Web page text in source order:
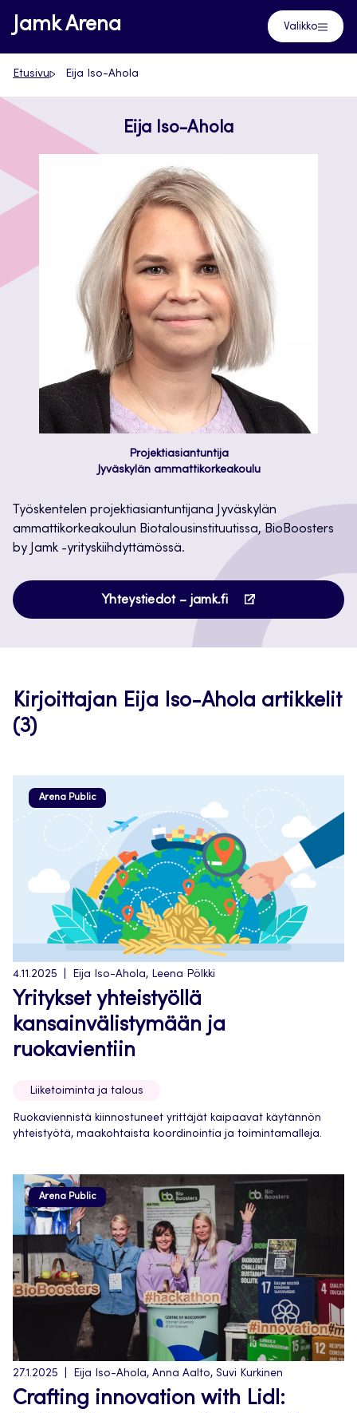
Siirry
suoraan
sisältöön
Jamk Arena Valikko
Etusivu Eija Iso-Ahola
Eija Iso-Ahola
Projektiasiantuntija
Jyväskylän ammattikorkeakoulu
Työskentelen projektiasiantuntijana Jyväskylän
ammattikorkeakoulun Biotalousinstituutissa, BioBoosters
by Jamk -yrityskiihdyttämössä.
Yhteystiedot – jamk.fi
Avautuu
uuteen
välilehteen
Kirjoittajan Eija Iso-Ahola artikkelit
(3)
Arena Public
4.11.2025 Eija Iso-Ahola, Leena Pölkki
Yritykset yhteistyöllä
kansainvälistymään ja
ruokavientiin
Liiketoiminta ja talous
Ruokaviennistä kiinnostuneet yrittäjät kaipaavat käytännön
yhteistyötä, maakohtaista koordinointia ja toimintamalleja.
Arena Public
27.1.2025 Eija Iso-Ahola, Anna Aalto, Suvi Kurkinen
Crafting innovation with Lidl: